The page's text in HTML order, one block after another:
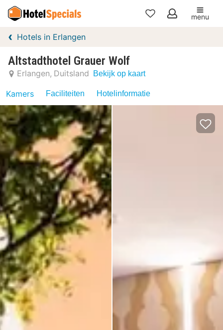
Mijn
menu
Hotels in Erlangen
Altstadthotel Grauer Wolf
Erlangen Duitsland Bekijk op kaart
Kamers Faciliteiten Hotelinformatie